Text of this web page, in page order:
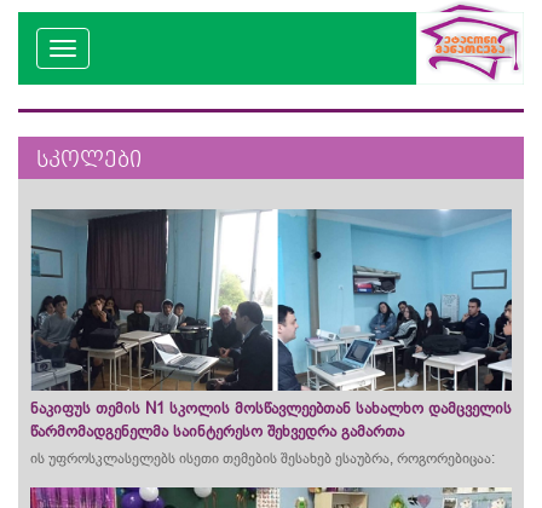
სკოლები
ნაკიფუს თემის N1 სკოლის მოსწავლეებთან სახალხო დამცველის
წარმომადგენელმა საინტერესო შეხვედრა გამართა
ის უფროსკლასელებს ისეთი თემების შესახებ ესაუბრა, როგორებიცაა: